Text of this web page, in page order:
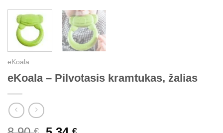
eKoala
eKoala – Pilvotasis kramtukas, žalias